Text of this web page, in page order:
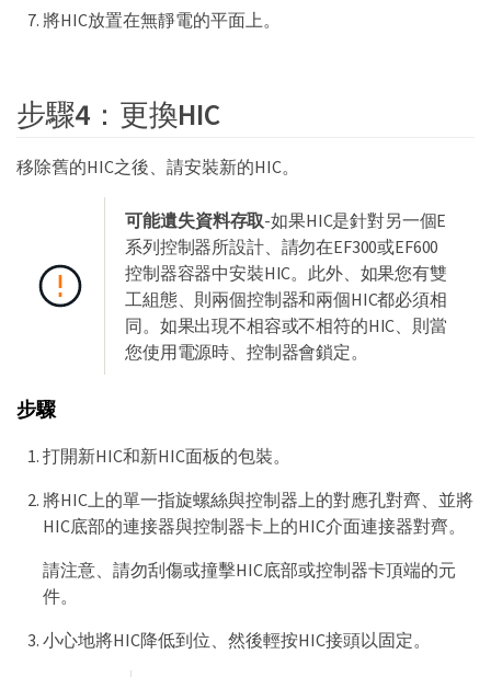
將HIC放置在無靜電的平面上。
步驟4：更換HIC
移除舊的HIC之後、請安裝新的HIC。
可能遺失資料存取-如果HIC是針對另一個E
系列控制器所設計、請勿在EF300或EF600
控制器容器中安裝HIC。此外、如果您有雙
工組態、則兩個控制器和兩個HIC都必須相
同。如果出現不相容或不相符的HIC、則當
您使用電源時、控制器會鎖定。
步驟
打開新HIC和新HIC面板的包裝。
將HIC上的單一指旋螺絲與控制器上的對應孔對齊、並將
HIC底部的連接器與控制器卡上的HIC介面連接器對齊。
請注意、請勿刮傷或撞擊HIC底部或控制器卡頂端的元
件。
小心地將HIC降低到位、然後輕按HIC接頭以固定。